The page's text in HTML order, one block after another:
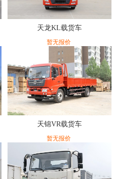
天龙KL载货车
暂无报价
天锦VR载货车
暂无报价